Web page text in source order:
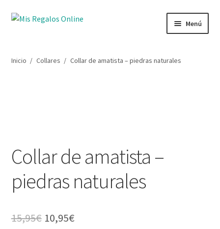
Ir
Ir
Menú
Novedades
Lista de deseos
Inicio / Collares / Collar de amatista – piedras naturales
Collar de amatista –
piedras naturales
15,95€ El
10,95€El